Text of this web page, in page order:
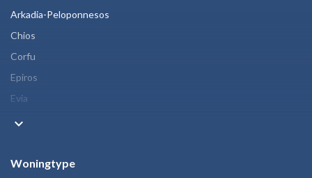
Arkadia-Peloponnesos
Chios
Corfu
Epiros
Evia
keyboard_arrow_down
Woningtype